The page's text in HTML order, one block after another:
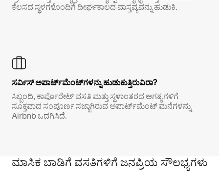
ಕೆಲಸದ ಸ್ಥಳಗಳೊಂದಿಗೆ ದೀರ್ಘಕಾಲದ ವಾಸ್ತವ್ಯವನ್ನು ಹುಡುಕಿ.
ಸರ್ವಿಸ್ ಅಪಾರ್ಟ್‌ಮೆಂಟ್‌ಗಳನ್ನು ಹುಡುಕುತ್ತಿರುವಿರಾ?
ಸಿಬ್ಬಂದಿ, ಕಾರ್ಪೊರೇಟ್ ವಸತಿ ಮತ್ತು ಸ್ಥಳಾಂತರದ ಅಗತ್ಯಗಳಿಗೆ
ಸೂಕ್ತವಾದ ಸಂಪೂರ್ಣ ಸಜ್ಜಾಗಿರುವ ಅಪಾರ್ಟ್‌ಮೆಂಟ್ ಮನೆಗಳನ್ನು
Airbnb ಒದಗಿಸಿದೆ.
ಮಾಸಿಕ ಬಾಡಿಗೆ ವಸತಿಗಳಿಗೆ ಜನಪ್ರಿಯ ಸೌಲಭ್ಯಗಳು